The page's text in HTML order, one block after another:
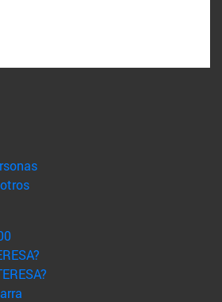
nueva ventana)
(abre en nueva ventana)
(abre en nueva ventana)